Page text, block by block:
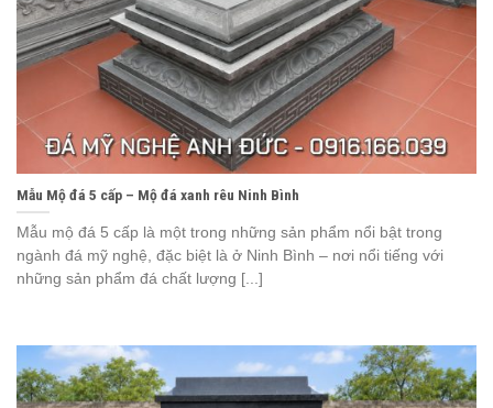
Mẫu Mộ đá 5 cấp – Mộ đá xanh rêu Ninh Bình
Mẫu mộ đá 5 cấp là một trong những sản phẩm nổi bật trong
ngành đá mỹ nghệ, đặc biệt là ở Ninh Bình – nơi nổi tiếng với
những sản phẩm đá chất lượng [...]